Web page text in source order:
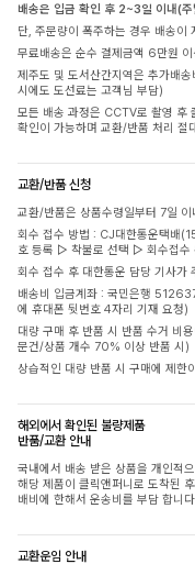
배송은 입금 확인 후 2~3일 이내(
단, 주문량이 폭주하는 경우 배송이
무료배송은 순수 결제금액 6만원
제주도 및 도서산간지역은 추가배
시에도 도선료는 고객님 부담)
모든 배송 과정은 CCTV로 촬영 후
확인이 가능하며 교환/반품 처리 절
교환/반품 신청
교환/반품은 상품수령일부터 7일
회수 접수 방법 : CJ대한통운택배
호 등록 ▷ 착불로 선택 ▷ 회수접수
회수 접수 후 대한통운 담당 기사가
배송비 입금계좌 : 국민은행
에 휴대폰 뒷번호 4자리 기재 요청)
대량 구매 후 반품 시 반품 수거 비
문건/상품 개수 70% 이상 반품 시)
상습적인 대량 반품 시 구매에 제한
해외에서 확인된 불량제품
반품/교환 안내
국내에서 배송 받은 상품을 개인적
해당 제품이 클릭앤퍼니로 도착된
배비에 한해서 운송비를 부담 합니다
교환운임 안내